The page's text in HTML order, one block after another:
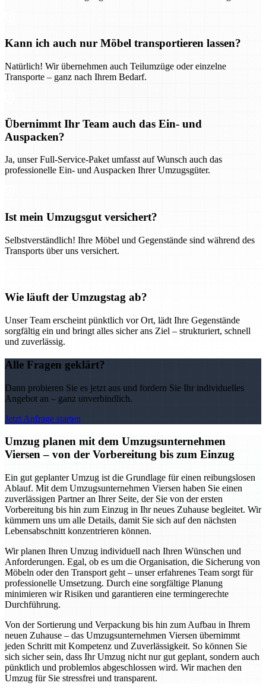
Kann ich auch nur Möbel transportieren lassen?
Natürlich! Wir übernehmen auch Teilumzüge oder einzelne
Transporte – ganz nach Ihrem Bedarf.
Übernimmt Ihr Team auch das Ein- und
Auspacken?
Ja, unser Full-Service-Paket umfasst auf Wunsch auch das
professionelle Ein- und Auspacken Ihrer Umzugsgüter.
Ist mein Umzugsgut versichert?
Selbstverständlich! Ihre Möbel und Gegenstände sind während des
Transports über uns versichert.
Wie läuft der Umzugstag ab?
Unser Team erscheint pünktlich vor Ort, lädt Ihre Gegenstände
sorgfältig ein und bringt alles sicher ans Ziel – strukturiert, schnell
und zuverlässig.
Alle Fragen geklärt?
Dann probieren Sie es jetzt aus und fordern Sie Ihr individuelles
Angebot an – ganz unverbindlich.
Jetzt Anfrage starten
Umzug planen mit dem Umzugsunternehmen
Viersen – von der Vorbereitung bis zum Einzug
Ein gut geplanter Umzug ist die Grundlage für einen reibungslosen
Ablauf. Mit dem Umzugsunternehmen Viersen haben Sie einen
zuverlässigen Partner an Ihrer Seite, der Sie von der ersten
Vorbereitung bis hin zum Einzug in Ihr neues Zuhause begleitet. Wir
kümmern uns um alle Details, damit Sie sich auf den nächsten
Lebensabschnitt konzentrieren können.
Wir planen Ihren Umzug individuell nach Ihren Wünschen und
Anforderungen. Egal, ob es um die Organisation, die Sicherung von
Möbeln oder den Transport geht – unser erfahrenes Team sorgt für
professionelle Umsetzung. Durch eine sorgfältige Planung
minimieren wir Risiken und garantieren eine termingerechte
Durchführung.
Von der Sortierung und Verpackung bis hin zum Aufbau in Ihrem
neuen Zuhause – das Umzugsunternehmen Viersen übernimmt
jeden Schritt mit Kompetenz und Zuverlässigkeit. So können Sie
sich sicher sein, dass Ihr Umzug nicht nur gut geplant, sondern auch
pünktlich und problemlos abgeschlossen wird. Wir machen den
Umzug für Sie stressfrei und transparent.